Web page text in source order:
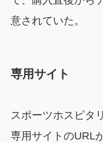
意されていた。
専用サイト
スポーツホスピタ
専用サイトのURL